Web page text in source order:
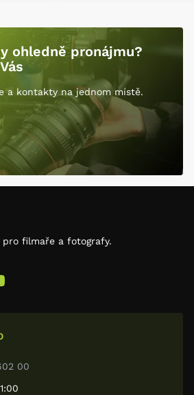
ohledně pronájmu?
a kontakty na jednom místě.
filmaře a fotografy.
00